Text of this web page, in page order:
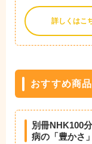
詳しくはこ
おすすめ商品
別冊NHK100
病の「豊かさ